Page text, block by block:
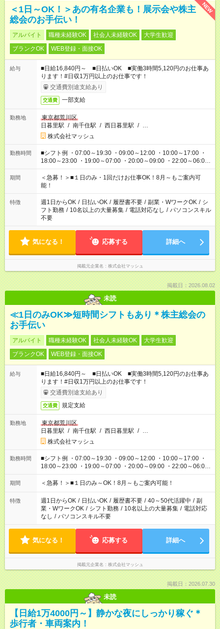
NEW
＜1日～OK！＞あの有名企業も！展示会や株主
総会のお手伝い！
アルバイト 職種未経験OK 社会人未経験OK
大学生歓迎
ブランクOK
WEB登録・面接OK
給与
■日給16,840円～ ■日払いOK ■実働3時間5,120円のお仕事あ
ります！#日収1万円以上のお仕事です！
交通費別途支給あり
交通費 一部支給
勤務地
東京都荒川区
日暮里駅 / 南千住駅 / 西日暮里駅 / …
株式会社マッシュ
勤務時間
■シフト例 ・07:00～19:30 ・09:00～12:00 ・10:00～17:00 ・
18:00～23:00 ・19:00～07:00 ・20:00～09:00 ・22:00～06:00
etc ★最短で3時間で5,120円のお仕事から 15時間で2万円近く稼
げるお仕事も！ ご希望のお時間に合わせてご紹介！ ※シフトは
現場によって異なります。 ※勿論、休憩時間はあるのでご安心
ください！
期間
＜急募！＞■１日のみ・1回だけお仕事OK！8月～もご案内可
能！
特徴 週1日からOK / 日払いOK / 履歴書不要 / 副業・WワークOK / シ
フト勤務 / 10名以上の大量募集 / 電話対応なし / パソコンスキル
不要
気になる！ 応募する 詳細へ
掲載元企業名 株式会社マッシュ
掲載日：2026.08.02
未読
≪1日のみOK≫短時間シフトもあり＊株主総会の
お手伝い
アルバイト 職種未経験OK 社会人未経験OK
大学生歓迎
ブランクOK
WEB登録・面接OK
給与
■日給16,840円～ ■日払いOK ■実働3時間5,120円のお仕事あ
ります！#日収1万円以上のお仕事です！
交通費別途支給あり
交通費 規定支給
勤務地
東京都荒川区
日暮里駅 / 南千住駅 / 西日暮里駅 / …
株式会社マッシュ
勤務時間
■シフト例 ・07:00～19:30 ・09:00～12:00 ・10:00～17:00 ・
18:00～23:00 ・19:00～07:00 ・20:00～09:00 ・22:00～06:00
etc ★最短で3時間で5,120円のお仕事から 15時間で2万円近く稼
げるお仕事も！ ご希望のお時間に合わせてご紹介！ ※シフトは
ください！
期間 ＜急募！＞■１日のみ～OK！8月～もご案内可能！
特徴 週1日からOK / 日払いOK / 履歴書不要 / 40～50代活躍中 / 副
業・WワークOK / シフト勤務 / 10名以上の大量募集 / 電話対応
なし / パソコンスキル不要
気になる！ 応募する 詳細へ
掲載元企業名 株式会社マッシュ
掲載日：2026.07.30
未読
【日給1万4000円～】静かな夜にしっかり稼ぐ＊
歩行者・車両案内！